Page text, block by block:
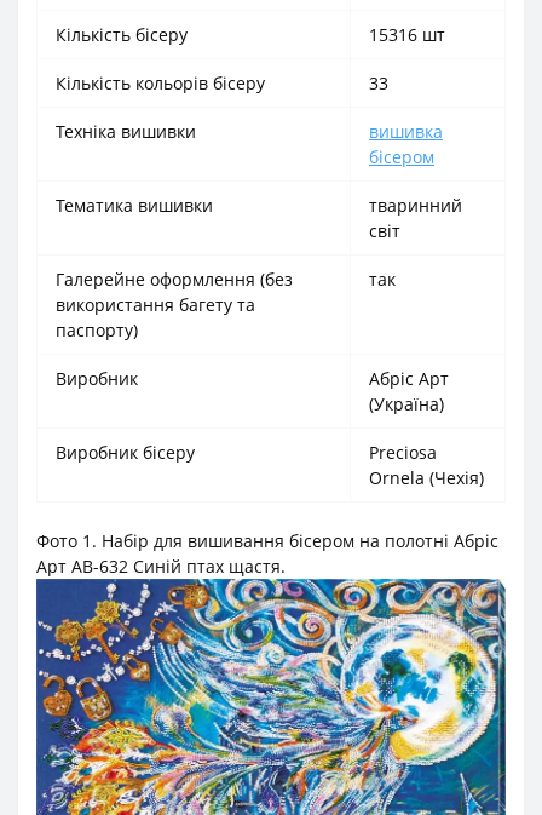
Кількість бісеру 15316 шт
Кількість кольорів бісеру 33
Техніка вишивки
вишивка
бісером
Тематика вишивки
тваринний
світ
Галерейне оформлення (без
використання багету та
паспорту)
так
Виробник
Абріс Арт
(Україна)
Виробник бісеру
Preciosa
Ornela (Чехія)
Фото 1. Набір для вишивання бісером на полотні Абріс
Арт АВ-632 Синій птах щастя.